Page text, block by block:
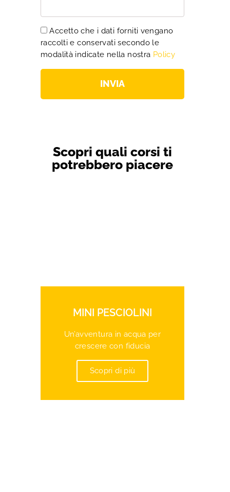
Accetto che i dati forniti vengano
raccolti e conservati secondo le
modalità indicate nella nostra Policy
INVIA
Scopri quali corsi ti
potrebbero piacere
MINI PESCIOLINI
Un’avventura in acqua per
crescere con fiducia
Scopri di più